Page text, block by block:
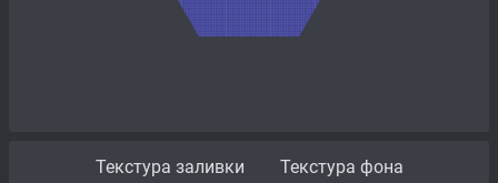
Текстура заливки Текстура фона